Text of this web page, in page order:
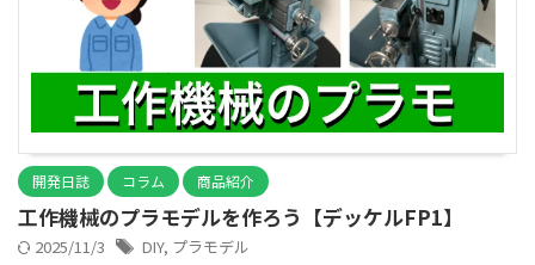
開発日誌 コラム 商品紹介
工作機械のプラモデルを作ろう【デッケルFP1】
2025/11/3 DIY, プラモデル